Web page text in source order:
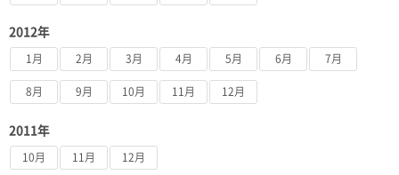
2012年
1月 2月 3月 4月 5月 6月 7月
8月 9月 10月 11月 12月
2011年
10月 11月 12月